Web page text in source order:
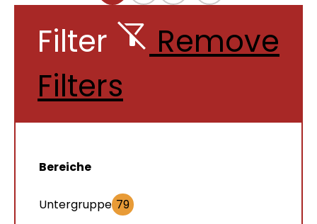
Filter
Remove
Filters
Bereiche
Untergruppe 79